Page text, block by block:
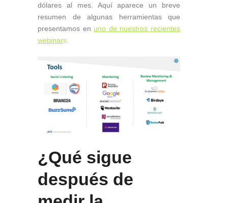
dólares al mes. Aquí aparece un breve
resumen de algunas herramientas que
presentamos en uno de nuestros recientes
webinars.
¿Qué sigue
después de